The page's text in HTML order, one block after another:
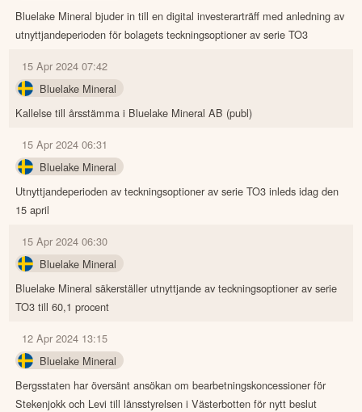
Bluelake Mineral bjuder in till en digital investerarträff med anledning av
utnyttjandeperioden för bolagets teckningsoptioner av serie TO3
15 Apr 2024 07:42
Bluelake Mineral
Kallelse till årsstämma i Bluelake Mineral AB (publ)
15 Apr 2024 06:31
Bluelake Mineral
Utnyttjandeperioden av teckningsoptioner av serie TO3 inleds idag den
15 april
15 Apr 2024 06:30
Bluelake Mineral
Bluelake Mineral säkerställer utnyttjande av teckningsoptioner av serie
TO3 till 60,1 procent
12 Apr 2024 13:15
Bluelake Mineral
Bergsstaten har översänt ansökan om bearbetningskoncessioner för
Stekenjokk och Levi till länsstyrelsen i Västerbotten för nytt beslut